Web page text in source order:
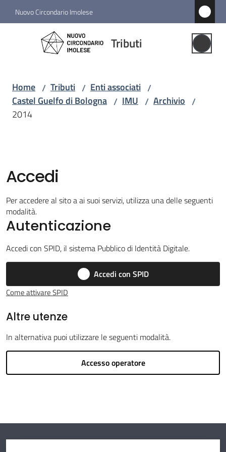
Vai al contenuto
Vai alla navigazione
Vai al footer
Nuovo Circondario Imolese
Tributi
Tributi
Gestione
Notizie
Struttura
funzioni
Amministrazione
Home / Tributi / Enti associati /
Castel Guelfo di Bologna / IMU / Archivio /
2014
Accedi
Per accedere al sito a ai suoi servizi, utilizza una delle seguenti
modalità.
Autenticazione
Accedi con SPID, il sistema Pubblico di Identità Digitale.
Accedi con SPID
Come attivare SPID
Altre utenze
In alternativa puoi utilizzare le seguenti modalità.
Accesso operatore